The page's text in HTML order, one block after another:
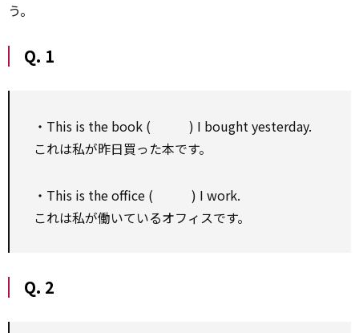
う。
Q. 1
・This is the book ( ) I bought yesterday.
これは私が昨日買った本です。
・This is the office ( ) I work.
これは私が働いているオフィスです。
Q. 2